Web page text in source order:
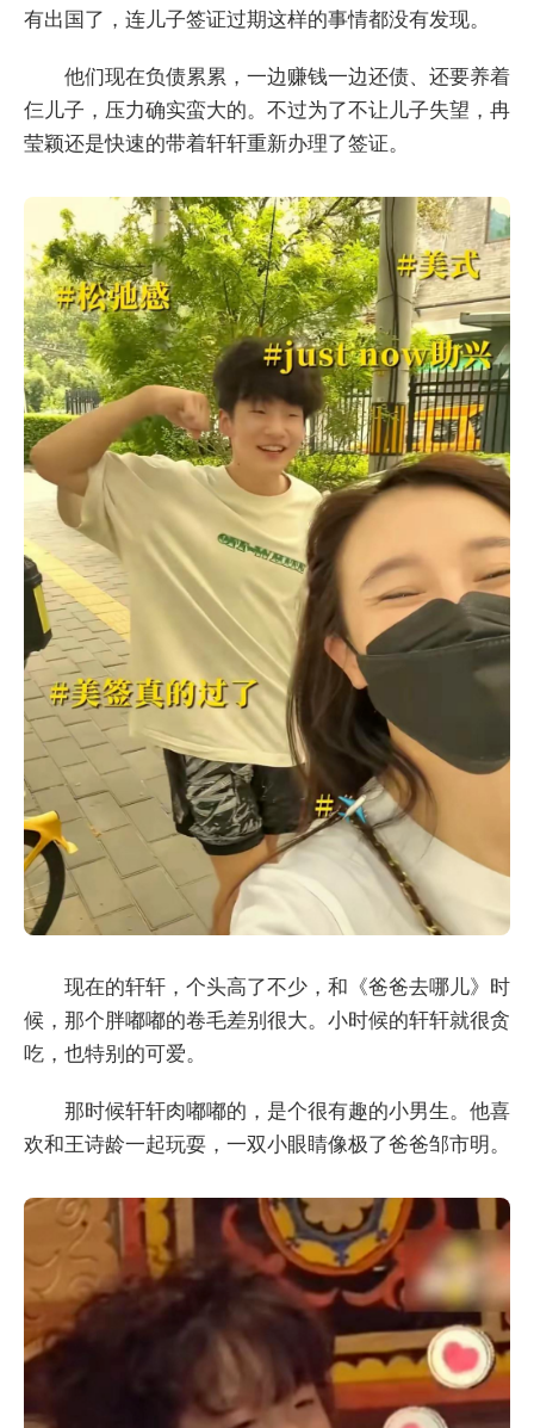
有出国了，连儿子签证过期这样的事情都没有发现。
他们现在负债累累，一边赚钱一边还债、还要养着
仨儿子，压力确实蛮大的。不过为了不让儿子失望，冉
莹颖还是快速的带着轩轩重新办理了签证。
现在的轩轩，个头高了不少，和《爸爸去哪儿》时
候，那个胖嘟嘟的卷毛差别很大。小时候的轩轩就很贪
吃，也特别的可爱。
那时候轩轩肉嘟嘟的，是个很有趣的小男生。他喜
欢和王诗龄一起玩耍，一双小眼睛像极了爸爸邹市明。